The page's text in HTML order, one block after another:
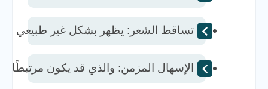
تساقط الشعر: يظهر بشكل غير طبيعي
الإسهال المزمن: والذي قد يكون مرتبطًا